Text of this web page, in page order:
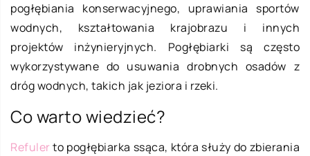
pogłębiania konserwacyjnego, uprawiania sportów
wodnych, kształtowania krajobrazu i innych
projektów inżynieryjnych. Pogłębiarki są często
wykorzystywane do usuwania drobnych osadów z
dróg wodnych, takich jak jeziora i rzeki.
Co warto wiedzieć?
Refulerto pogłębiarka ssąca, która służy do zbierania